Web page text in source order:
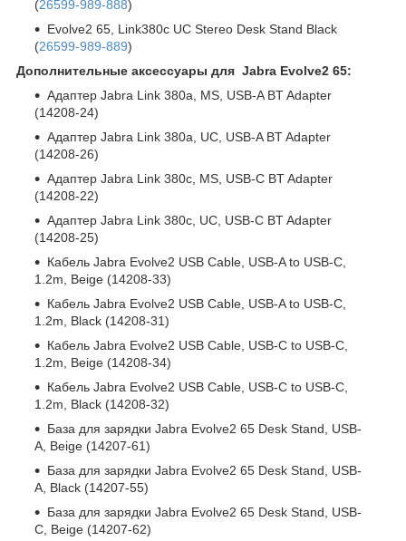
(26599-989-888)
Evolve2 65, Link380c UC Stereo Desk Stand Black
(26599-989-889)
Дополнительные аксессуары для Jabra Evolve2 65:
Адаптер Jabra Link 380a, MS, USB-A BT Adapter
(14208-24)
Адаптер Jabra Link 380a, UC, USB-A BT Adapter
(14208-26)
Адаптер Jabra Link 380c, MS, USB-C BT Adapter
(14208-22)
Адаптер Jabra Link 380c, UC, USB-C BT Adapter
(14208-25)
Кабель Jabra Evolve2 USB Cable, USB-A to USB-C,
1.2m, Beige (14208-33)
Кабель Jabra Evolve2 USB Cable, USB-A to USB-C,
1.2m, Black (14208-31)
Кабель Jabra Evolve2 USB Cable, USB-C to USB-C,
1.2m, Beige (14208-34)
Кабель Jabra Evolve2 USB Cable, USB-C to USB-C,
1.2m, Black (14208-32)
База для зарядки Jabra Evolve2 65 Desk Stand, USB-
A, Beige (14207-61)
База для зарядки Jabra Evolve2 65 Desk Stand, USB-
A, Black (14207-55)
База для зарядки Jabra Evolve2 65 Desk Stand, USB-
C, Beige (14207-62)